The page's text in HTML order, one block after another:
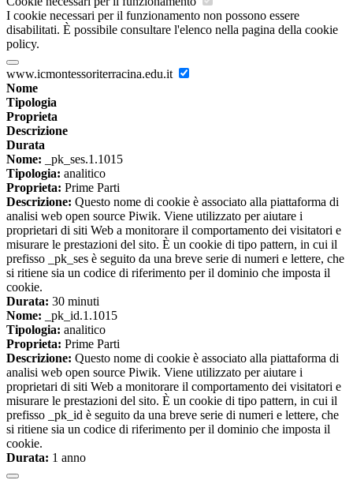
I cookie necessari per il funzionamento non possono essere
disabilitati. È possibile consultare l'elenco nella pagina della cookie
policy.
www.icmontessoriterracina.edu.it
Nome
Tipologia
Proprieta
Descrizione
Durata
Nome: _pk_ses.1.1015
Tipologia: analitico
Proprieta: Prime Parti
Descrizione: Questo nome di cookie è associato alla piattaforma di
analisi web open source Piwik. Viene utilizzato per aiutare i
proprietari di siti Web a monitorare il comportamento dei visitatori e
misurare le prestazioni del sito. È un cookie di tipo pattern, in cui il
prefisso _pk_ses è seguito da una breve serie di numeri e lettere, che
si ritiene sia un codice di riferimento per il dominio che imposta il
cookie.
Durata: 30 minuti
Nome: _pk_id.1.1015
Tipologia: analitico
Proprieta: Prime Parti
Descrizione: Questo nome di cookie è associato alla piattaforma di
analisi web open source Piwik. Viene utilizzato per aiutare i
proprietari di siti Web a monitorare il comportamento dei visitatori e
misurare le prestazioni del sito. È un cookie di tipo pattern, in cui il
prefisso _pk_id è seguito da una breve serie di numeri e lettere, che
si ritiene sia un codice di riferimento per il dominio che imposta il
cookie.
Durata: 1 anno